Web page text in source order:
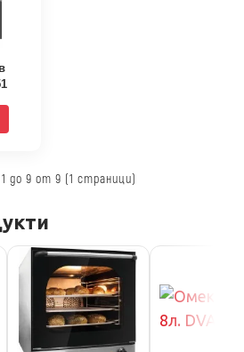
до 9 от 9 (1 страници)